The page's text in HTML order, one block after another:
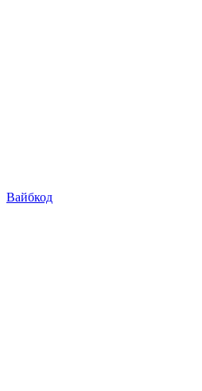
Вайбкод